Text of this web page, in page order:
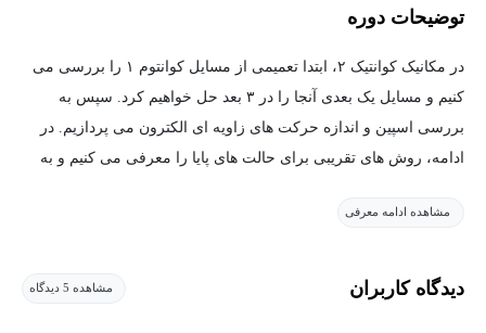
توضیحات دوره
در مکانیک کوانتیک ۲، ابتدا تعمیمی از مسایل کوانتوم ۱ را بررسی می
کنیم و مسایل یک بعدی آنجا را در ۳ بعد حل خواهیم کرد. سپس به
بررسی اسپین و اندازه حرکت های زاویه ای الکترون می پردازیم. در
ادامه، روش های تقریبی برای حالت های پایا را معرفی می کنیم و به
صورت فرصت داشتن تئوری پراکندگی و تابع دلتا را معرفی و بررسی
مشاهده ادامه معرفی
دیدگاه کاربران مشاهده 5 دیدگاه